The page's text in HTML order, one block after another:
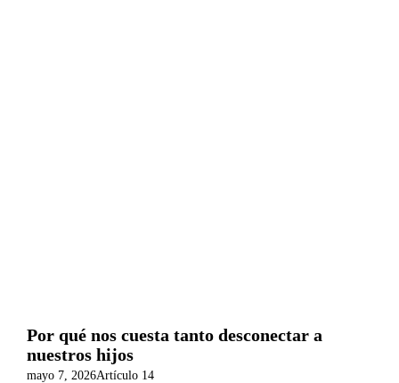
Por qué nos cuesta tanto desconectar a
nuestros hijos
mayo 7, 2026Artículo 14